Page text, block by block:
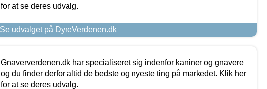
for at se deres udvalg.
Se udvalget på DyreVerdenen.dk
Gnaververdenen.dk har specialiseret sig indenfor kaniner og gnavere
og du finder derfor altid de bedste og nyeste ting på markedet. Klik her
for at se deres udvalg.